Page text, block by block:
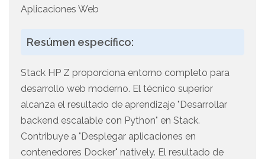
Aplicaciones Web
Resúmen específico:
Stack HP Z proporciona entorno completo para
desarrollo web moderno. El técnico superior
alcanza el resultado de aprendizaje "Desarrollar
backend escalable con Python" en Stack.
Contribuye a "Desplegar aplicaciones en
contenedores Docker" natively. El resultado de